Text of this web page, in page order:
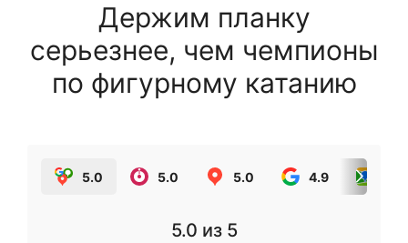
Держим планку
серьезнее, чем чемпионы
по фигурному катанию
5.0 5.0 5.0 4.9
5.0 из 5